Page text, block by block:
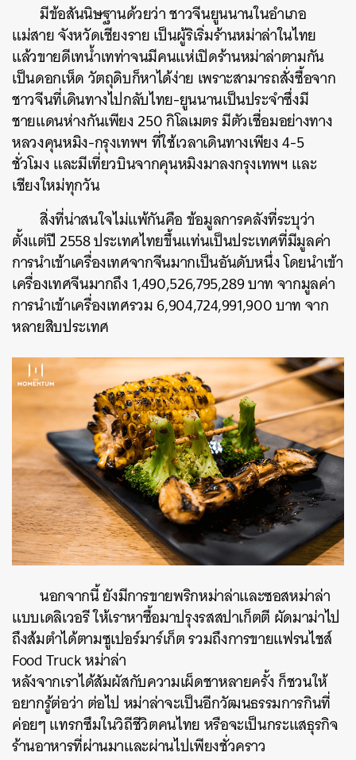
มีข้อสันนิษฐานด้วยว่า ชาวจีนยูนนานในอำเภอ
แม่สาย จังหวัดเชียงราย เป็นผู้ริเริ่มร้านหม่าล่าในไทย
แล้วขายดีเทน้ำเทท่าจนมีคนแห่เปิดร้านหม่าล่าตามกัน
เป็นดอกเห็ด วัตถุดิบก็หาได้ง่าย เพราะสามารถสั่งซื้อจาก
ชาวจีนที่เดินทางไปกลับไทย-ยูนนานเป็นประจำซึ่งมี
ชายแดนห่างกันเพียง 250 กิโลเมตร มีตัวเชื่อมอย่างทาง
หลวงคุนหมิง-กรุงเทพฯ ที่ใช้เวลาเดินทางเพียง 4-5
ชั่วโมง และมีเที่ยวบินจากคุนหมิงมาลงกรุงเทพฯ และ
เชียงใหม่ทุกวัน
สิ่งที่น่าสนใจไม่แพ้กันคือ ข้อมูลการคลังที่ระบุว่า
ตั้งแต่ปี 2558 ประเทศไทยขึ้นแท่นเป็นประเทศที่มีมูลค่า
การนำเข้าเครื่องเทศจากจีนมากเป็นอันดับหนึ่ง โดยนำเข้า
เครื่องเทศจีนมากถึง 1,490,526,795,289 บาท จากมูลค่า
การนำเข้าเครื่องเทศรวม 6,904,724,991,900 บาท จาก
หลายสิบประเทศ
นอกจากนี้ ยังมีการขายพริกหม่าล่าและซอสหม่าล่า
แบบเดลิเวอรี ให้เราหาซื้อมาปรุงรสสปาเก็ตตี ผัดมาม่าไป
ถึงส้มตำได้ตามซูเปอร์มาร์เก็ต รวมถึงการขายแฟรนไชส์
Food Truck หม่าล่า
หลังจากเราได้สัมผัสกับความเผ็ดชาหลายครั้ง ก็ชวนให้
อยากรู้ต่อว่า ต่อไป หม่าล่าจะเป็นอีกวัฒนธรรมการกินที่
ค่อยๆ แทรกซึมในวิถีชีวิตคนไทย หรือจะเป็นกระแสธุรกิจ
ร้านอาหารที่ผ่านมาและผ่านไปเพียงชั่วคราว